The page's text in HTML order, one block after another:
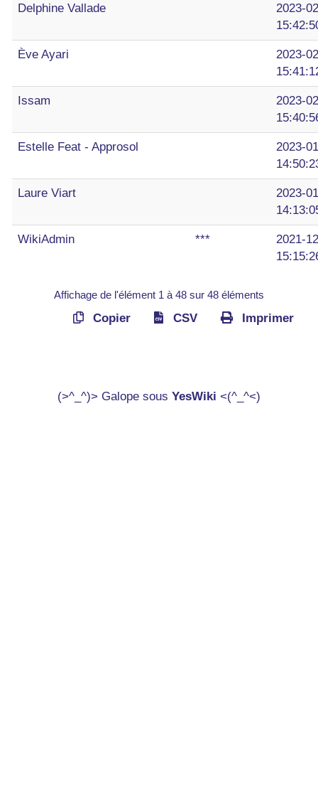
Delphine Vallade
2023-
Ève Ayari
2023-
Issam
2023-
Estelle Feat - Approsol
2023-
Laure Viart
2023-
WikiAdmin ***
2021-
Affichage de l'élément 1 à 48 sur 48 éléments
Copier CSV Imprimer
(>^_^)> Galope sous YesWiki <(^_^<)